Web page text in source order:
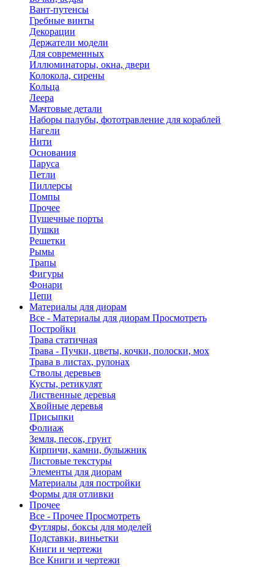
Вант-путенсы
Гребные винты
Декорации
Держатели модели
Для современных
Иллюминаторы, окна, двери
Колокола, сирены
Кольца
Леера
Мачтовые детали
Наборы палубы, фототравление для кораблей
Нагели
Нити
Основания
Паруса
Петли
Пиллерсы
Помпы
Прочее
Пушечные порты
Пушки
Решетки
Рымы
Трапы
Фигуры
Фонари
Цепи
Материалы для диорам
Все - Материалы для диорам Просмотреть
Постройки
Трава статичная
Трава - Пучки, цветы, кочки, полоски, мох
Трава в листах, рулонах
Стволы деревьев
Кусты, ретикулят
Лиственные деревья
Хвойные деревья
Присыпки
Фолиаж
Земля, песок, грунт
Кирпичи, камни, булыжник
Листовые текстуры
Элементы для диорам
Материалы для постройки
Формы для отливки
Прочее
Все - Прочее Просмотреть
Футляры, боксы для моделей
Подставки, виньетки
Книги и чертежи
Все Книги и чертежи